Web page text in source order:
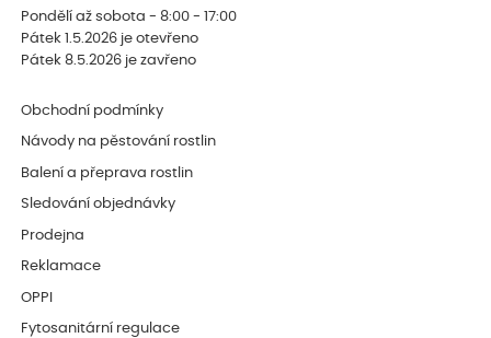
Pondělí až sobota - 8:00 - 17:00
Pátek 1.5.2026 je otevřeno
Pátek 8.5.2026 je zavřeno
Obchodní podmínky
Návody na pěstování rostlin
Balení a přeprava rostlin
Sledování objednávky
Prodejna
Reklamace
OPPI
Fytosanitární regulace